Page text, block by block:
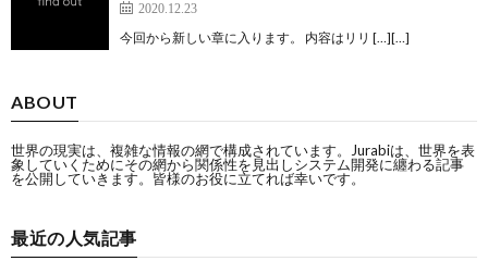
2020.12.23
今回から新しい章に入ります。 内容はリリ […][…]
ABOUT
世界の現実は、複雑な情報の網で構成されています。Jurabiは、世界を表
象していくためにその網から関係性を見出しシステム開発に纏わる記事
を公開していきます。皆様のお役に立てれば幸いです。
最近の人気記事